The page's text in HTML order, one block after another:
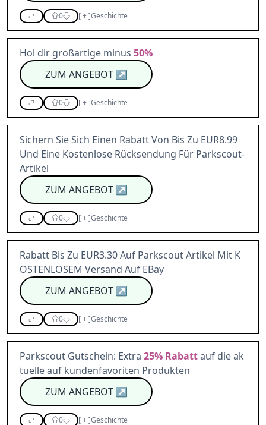
0 [+]Geschichte
Hol dir großartige minus 50%
ZUM ANGEBOT↗
0 [+]Geschichte
Sichern Sie Sich Einen Rabatt Von Bis Zu EUR8.99
Und Eine Kostenlose Rücksendung Für Parkscout-
Artikel
ZUM ANGEBOT↗
0 [+]Geschichte
Rabatt Bis Zu EUR3.30 Auf Parkscout Artikel Mit K
OSTENLOSEM Versand Auf EBay
ZUM ANGEBOT↗
0 [+]Geschichte
Parkscout Gutschein: Extra 25% Rabattauf die ak
tuelle auf kundenfavoriten Produkten
ZUM ANGEBOT↗
0 [+]Geschichte